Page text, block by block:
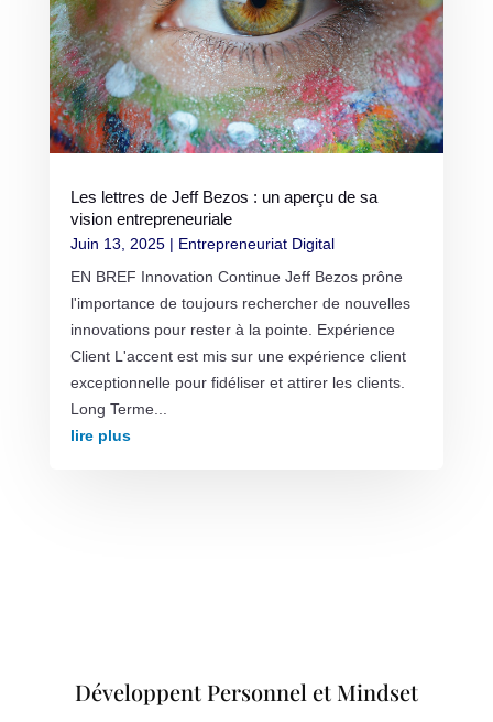
Les lettres de Jeff Bezos : un aperçu de sa
vision entrepreneuriale
Juin 13, 2025| Entrepreneuriat Digital
EN BREF Innovation Continue Jeff Bezos prône
l'importance de toujours rechercher de nouvelles
innovations pour rester à la pointe. Expérience
Client L'accent est mis sur une expérience client
exceptionnelle pour fidéliser et attirer les clients.
Long Terme...
lire plus
Développent Personnel et Mindset